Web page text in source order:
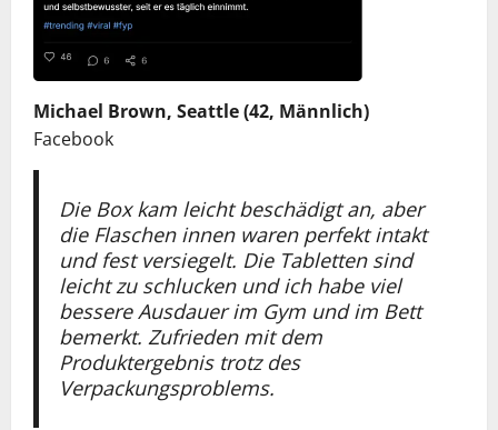
Michael Brown, Seattle (42, Männlich)
Facebook
Die Box kam leicht beschädigt an, aber
die Flaschen innen waren perfekt intakt
und fest versiegelt. Die Tabletten sind
leicht zu schlucken und ich habe viel
bessere Ausdauer im Gym und im Bett
bemerkt. Zufrieden mit dem
Produktergebnis trotz des
Verpackungsproblems.